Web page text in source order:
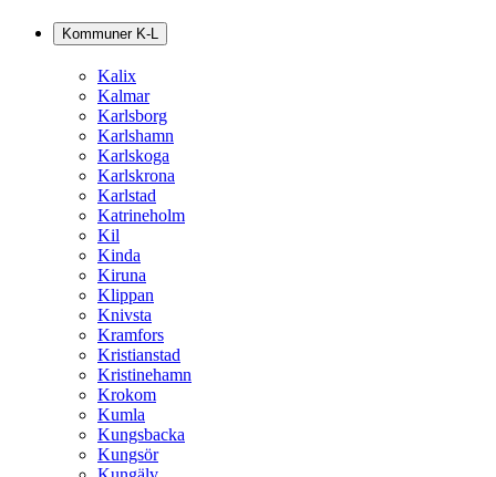
Kommuner K-L
Kalix
Kalmar
Karlsborg
Karlshamn
Karlskoga
Karlskrona
Karlstad
Katrineholm
Kil
Kinda
Kiruna
Klippan
Knivsta
Kramfors
Kristianstad
Kristinehamn
Krokom
Kumla
Kungsbacka
Kungsör